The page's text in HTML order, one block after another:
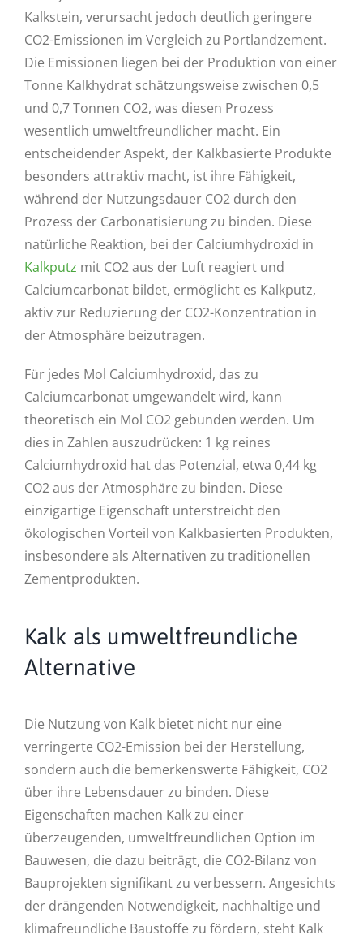
Kalkstein, verursacht jedoch deutlich geringere
CO2-Emissionen im Vergleich zu Portlandzement.
Die Emissionen liegen bei der Produktion von einer
Tonne Kalkhydrat schätzungsweise zwischen 0,5
und 0,7 Tonnen CO2, was diesen Prozess
wesentlich umweltfreundlicher macht. Ein
entscheidender Aspekt, der Kalkbasierte Produkte
besonders attraktiv macht, ist ihre Fähigkeit,
während der Nutzungsdauer CO2 durch den
Prozess der Carbonatisierung zu binden. Diese
natürliche Reaktion, bei der Calciumhydroxid in
Kalkputz mit CO2 aus der Luft reagiert und
Calciumcarbonat bildet, ermöglicht es Kalkputz,
aktiv zur Reduzierung der CO2-Konzentration in
der Atmosphäre beizutragen.
Für jedes Mol Calciumhydroxid, das zu
Calciumcarbonat umgewandelt wird, kann
theoretisch ein Mol CO2 gebunden werden. Um
dies in Zahlen auszudrücken: 1 kg reines
Calciumhydroxid hat das Potenzial, etwa 0,44 kg
CO2 aus der Atmosphäre zu binden. Diese
einzigartige Eigenschaft unterstreicht den
ökologischen Vorteil von Kalkbasierten Produkten,
insbesondere als Alternativen zu traditionellen
Zementprodukten.
Kalk als umweltfreundliche
Alternative
Die Nutzung von Kalk bietet nicht nur eine
verringerte CO2-Emission bei der Herstellung,
sondern auch die bemerkenswerte Fähigkeit, CO2
über ihre Lebensdauer zu binden. Diese
Eigenschaften machen Kalk zu einer
überzeugenden, umweltfreundlichen Option im
Bauwesen, die dazu beiträgt, die CO2-Bilanz von
Bauprojekten signifikant zu verbessern. Angesichts
der drängenden Notwendigkeit, nachhaltige und
klimafreundliche Baustoffe zu fördern, steht Kalk